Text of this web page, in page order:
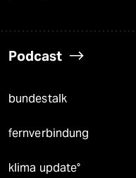
Podcast
bundestalk
fernverbindung
klima update°